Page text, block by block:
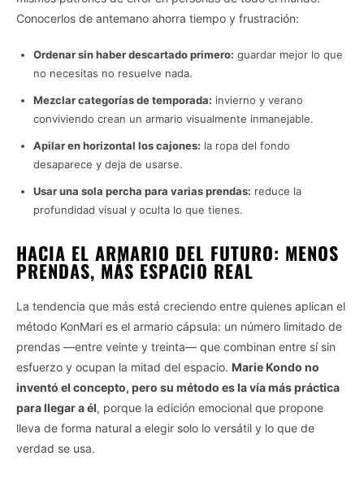
Conocerlos de antemano ahorra tiempo y frustración:
Ordenar sin haber descartado primero: guardar mejor lo que
no necesitas no resuelve nada.
Mezclar categorías de temporada: invierno y verano
conviviendo crean un armario visualmente inmanejable.
Apilar en horizontal los cajones: la ropa del fondo
desaparece y deja de usarse.
Usar una sola percha para varias prendas: reduce la
profundidad visual y oculta lo que tienes.
HACIA EL ARMARIO DEL FUTURO: MENOS
PRENDAS, MÁS ESPACIO REAL
La tendencia que más está creciendo entre quienes aplican el
método KonMari es el armario cápsula: un número limitado de
prendas —entre veinte y treinta— que combinan entre sí sin
esfuerzo y ocupan la mitad del espacio. Marie Kondo no
inventó el concepto, pero su método es la vía más práctica
para llegar a él, porque la edición emocional que propone
lleva de forma natural a elegir solo lo versátil y lo que de
verdad se usa.